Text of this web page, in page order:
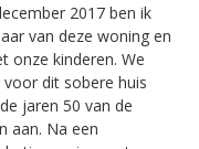
2017 ben ik
van deze woning en
onze kinderen. We
dit sobere huis
jaren 50 van de
aan. Na een